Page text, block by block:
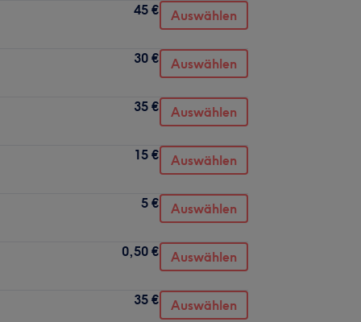
45 € Auswählen
30 € Auswählen
35 € Auswählen
15 € Auswählen
5 € Auswählen
0,50 € Auswählen
35 € Auswählen